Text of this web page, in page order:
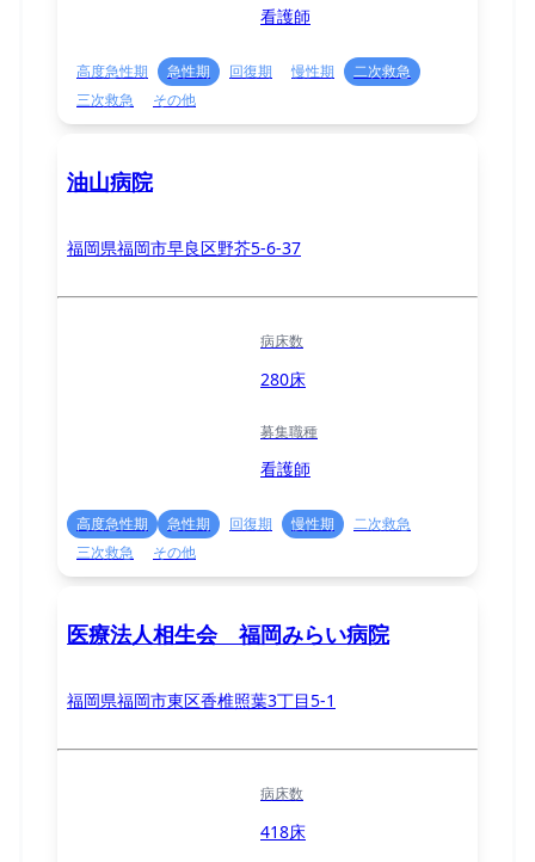
看護師
高度急性期 急性期 回復期 慢性期
二次救急
三次救急
その他
油山病院
福岡県福岡市早良区野芥5-6-37
病床数
280床
募集職種
看護師
高度急性期 急性期 回復期 慢性期
二次救急
三次救急
その他
医療法人相生会 福岡みらい病院
福岡県福岡市東区香椎照葉3丁目5-1
病床数
418床